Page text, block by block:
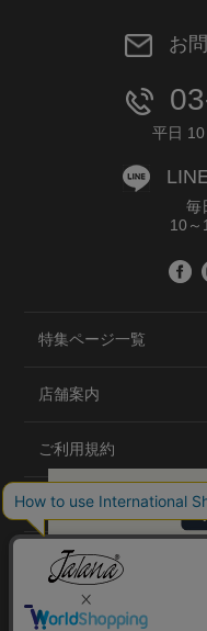
お
平日
毎
10～
特集ページ一覧
店舗案内
ご利用規約
プライバシーポリシー
特定商取引法について
会社概要